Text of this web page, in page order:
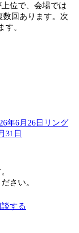
位で、会場では
回あります。次
す。
年6月26日 リング
31日
さい。
する